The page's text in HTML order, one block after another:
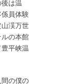
は温
員体験
渓万世
の本館
平峡温
の僕の